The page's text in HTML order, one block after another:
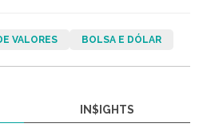
VALORES BOLSA E DÓLAR
IN$IGHTS